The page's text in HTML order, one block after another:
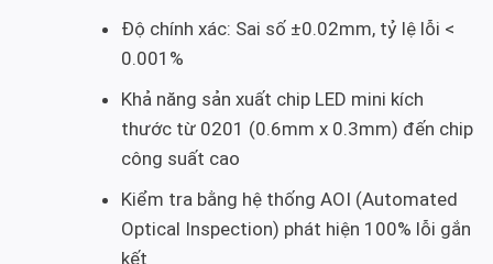
Độ chính xác: Sai số ±0.02mm, tỷ lệ lỗi <
0.001%
Khả năng sản xuất chip LED mini kích
thước từ 0201 (0.6mm x 0.3mm) đến chip
công suất cao
Kiểm tra bằng hệ thống AOI (Automated
Optical Inspection) phát hiện 100% lỗi gắn
kết